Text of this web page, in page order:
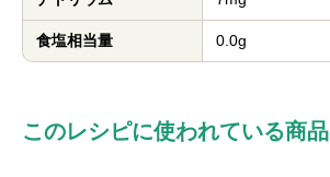
食塩相当量 0.0g
このレシピに使われている商品